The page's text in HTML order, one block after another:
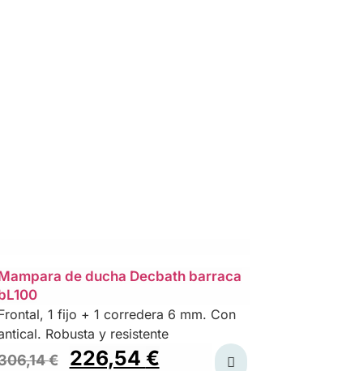
de ducha Decbath barraca
1 fijo + 1 corredera 6 mm. Con
Robusta y resistente
€ 226,54 €